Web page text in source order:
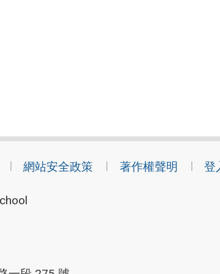
網站安全政策 著作權聲明 登